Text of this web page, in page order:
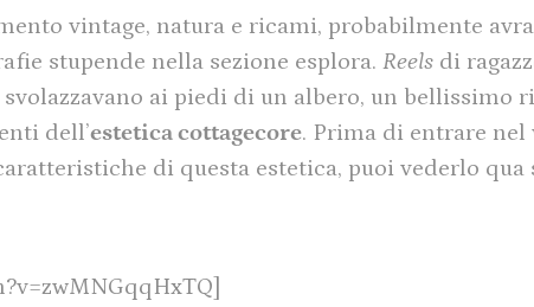
vintage, natura e ricami, probabilmente
stupende nella sezione esplora. Reels di
ai piedi di un albero, un bellissimo
dell’estetica cottagecore. Prima di entrare
di questa estetica, puoi vederlo